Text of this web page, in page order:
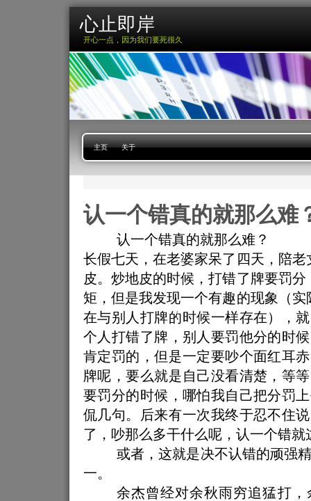
心止即岸
开心一点，因为我们要死很久
主页 关于
认一个错真的就那么难
认一个错真的就那么难？
长假七天，在老婆家呆了四天，陪老
皮。炒地皮的时候，打错了牌要罚分
矩，但是我发现一个有趣的现象（实
在与别人打牌的时候一样存在），
个人打错了牌，别人要罚他分的时
肯定罚的，但是一定要吵个面红耳
牌呢，要么就是自己没看清楚，等
要罚分的时候，哪怕我自己把分罚
侃几句。后来有一次我终于忍不住
了，吵那么多干什么呢，认一个错就
或者，这就是决不认错的顽强
一。
余杰曾经对余秋雨穷追猛打